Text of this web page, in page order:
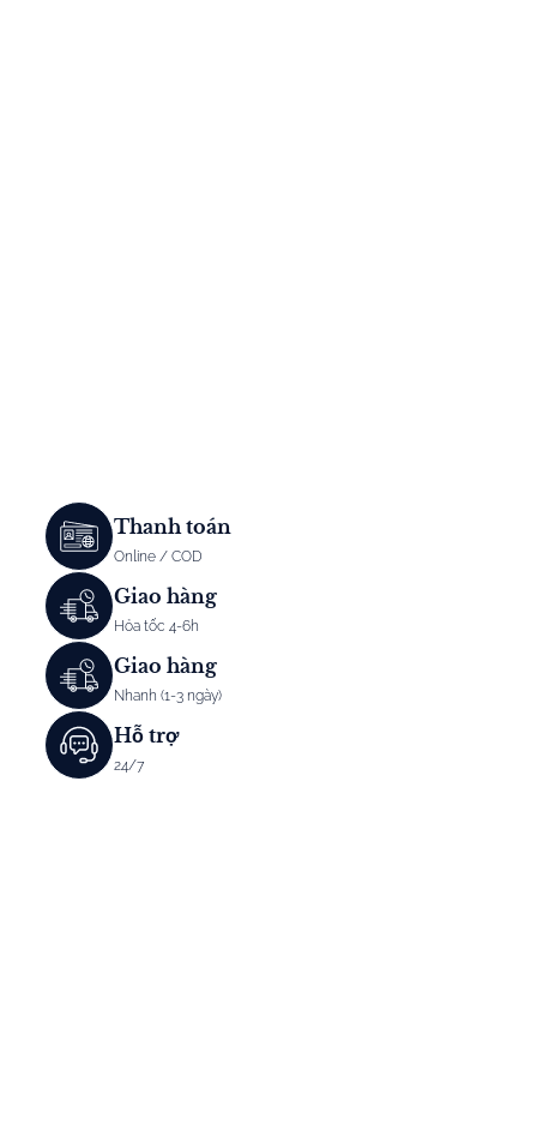
Thanh toán
Online / COD
Giao hàng
Hỏa tốc 4-6h
Giao hàng
Nhanh (1-3 ngày)
Hỗ trợ
24/7